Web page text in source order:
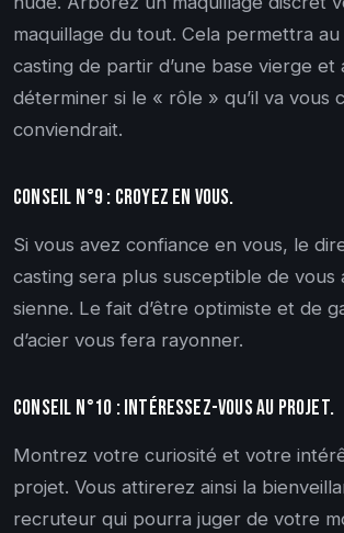
maquillage du tout. Cela permettra
casting de partir d’une base vierge et
déterminer si le « rôle » qu’il va vous
conviendrait.
Conseil n°9 : Croyez en vous.
Si vous avez confiance en vous, le
casting sera plus susceptible de vous
sienne. Le fait d’être optimiste et de
d’acier vous fera rayonner.
Conseil n°10 : Intéressez-vous au projet.
Montrez votre curiosité et votre
projet. Vous attirerez ainsi la
recruteur qui pourra juger de votre